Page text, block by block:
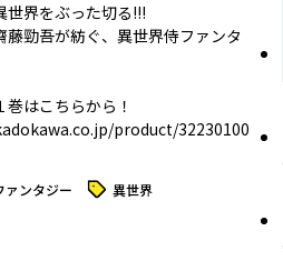
世界をぶった切る!!!
藤勁吾が紡ぐ、異世界侍ファンタ
はこちらから！
product/32230100
ァンタジー タグ 異世界